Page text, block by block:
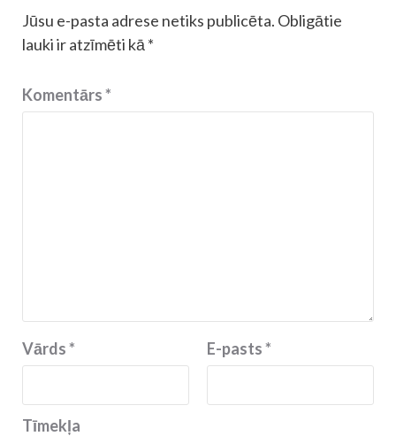
Jūsu e-pasta adrese netiks publicēta. Obligātie
lauki ir atzīmēti kā *
Komentārs*
Vārds* E-pasts*
Tīmekļa